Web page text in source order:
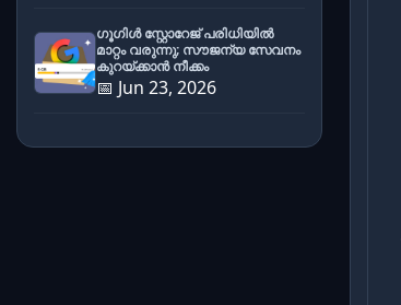
ഗൂഗിൾ സ്റ്റോറേജ് പരിധിയിൽ
മാറ്റം വരുന്നു; സൗജന്യ സേവനം
കുറയ്ക്കാൻ നീക്കം
📅 Jun 23, 2026